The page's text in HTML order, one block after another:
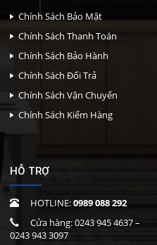
Chính Sách Bảo Mật
Chính Sách Thanh Toán
Chính Sách Bảo Hành
Chính Sách Đổi Trả
Chính Sách Vận Chuyển
Chính Sách Kiểm Hàng
HỖ TRỢ
HOTLINE:0989 088 292
Cửa hàng:0243 945 4637–
0243 943 3097